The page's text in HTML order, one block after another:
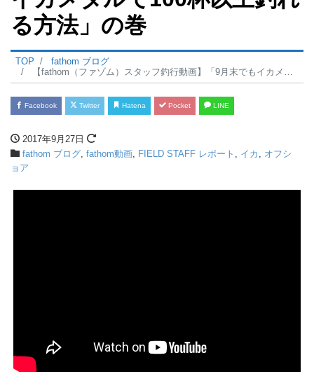
る方法」の巻
TOP
fathom ブログ
【fathom（ファゾム）スタッフ釣行動画】「9月末でもイカメタルで100杯以上釣れる方法」の巻
Facebook Twitter Hatena Pocket LINE
2017年9月27日
fathom ブログ fathom動画 FIELD STAFF レポート イカ
オフシ
ョア